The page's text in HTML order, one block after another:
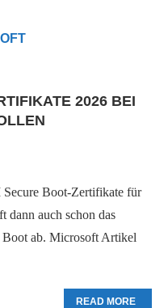
2026 BEI
Boot-Zertifikate für
dann auch schon das
ab. Microsoft Artikel
READ MORE